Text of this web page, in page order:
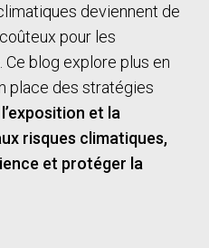
deviennent de
pour les
blog explore plus en
place des stratégies
et la
risques climatiques,
et protéger la